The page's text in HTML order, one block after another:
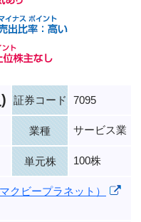
証券コード 7095
業種 サービス業
単元株 100株
クビープラネット）